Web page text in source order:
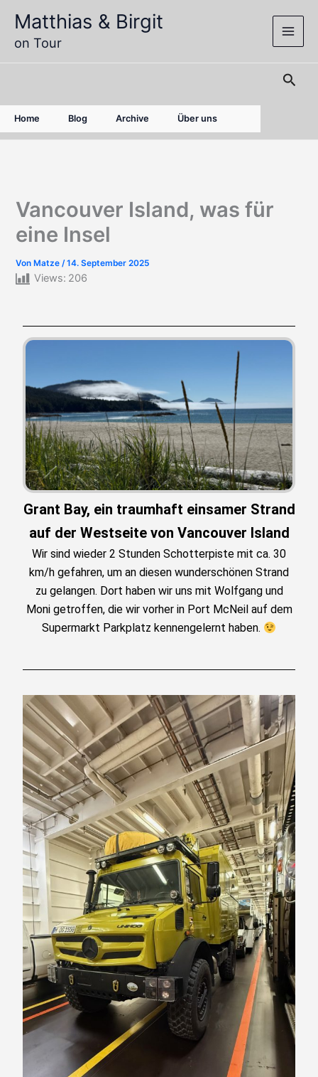
Inhalt
springen
Matthias & Birgit
on Tour
Home Blog Archive Über uns
Vancouver Island, was für
eine Insel
Von Matze/14. September 2025
Views: 206
Grant Bay, ein traumhaft einsamer Strand
auf der Westseite von Vancouver Island
Wir sind wieder 2 Stunden Schotterpiste mit ca. 30
km/h gefahren, um an diesen wunderschönen Strand
zu gelangen. Dort haben wir uns mit Wolfgang und
Moni getroffen, die wir vorher in Port McNeil auf dem
Supermarkt Parkplatz kennengelernt haben.